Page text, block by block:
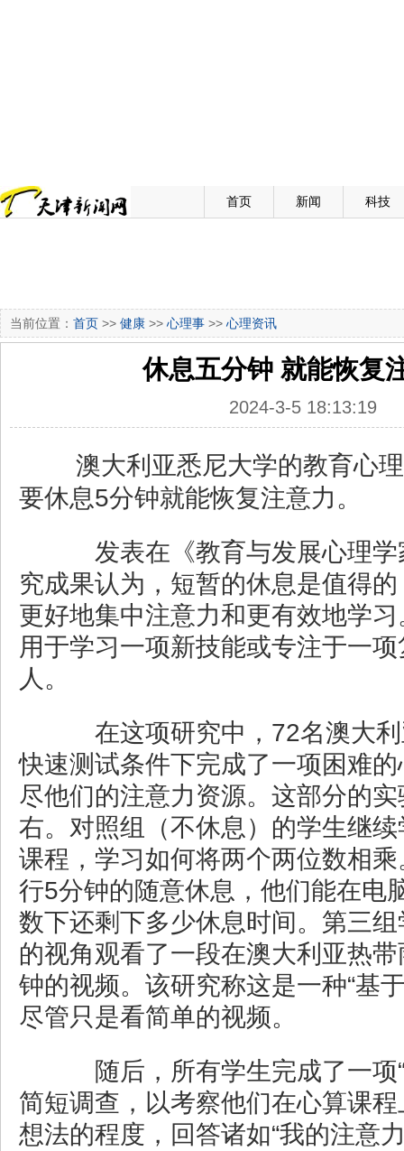
首页 新闻 科技
当前位置： 首页 >> 健康 >> 心理事 >> 心理资讯
休息五分钟 就能恢复
2024-3-5 18:13:19
澳大利亚悉尼大学的教育心
要休息5分钟就能恢复注意力。
发表在《教育与发展心理学
究成果认为，短暂的休息是值得
更好地集中注意力和更有效地学
用于学习一项新技能或专注于一
人。
在这项研究中，72名澳大利
快速测试条件下完成了一项困难
尽他们的注意力资源。这部分的
右。对照组（不休息）的学生继
课程，学习如何将两个两位数相
行5分钟的随意休息，他们能在电
数下还剩下多少休息时间。第三
的视角观看了一段在澳大利亚热
钟的视频。该研究称这是一种“基
尽管只是看简单的视频。
随后，所有学生完成了一项“
简短调查，以考察他们在心算课
想法的程度，回答诸如“我的注意